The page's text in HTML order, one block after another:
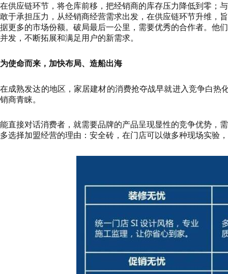
在供应链环节，将仓库前移，把经销商的库存压力降低到零；
敢于承担压力，从经销商经营需求出发，在供应链环节升维，
据更多的市场份额。破局最后一公里，需要优秀的合作者。他
并发，不断拓展和满足用户的新需求。
为使命而来，加快布局、造船出海
在成熟发达的地区，家居建材的消费抢夺战早就进入竞争白
销商青睐。
能直接对话消费者，就需要品牌的产品呈现显性的竞争优势，
多选择加盟经营的理由：安全砖，在门店可以做多种现场实验